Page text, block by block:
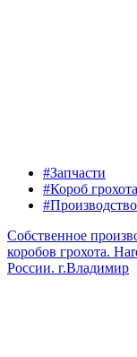
#Запчасти
#Короб грохота
#Производство
Собственное
коробов грохота.
России. г.Владимир